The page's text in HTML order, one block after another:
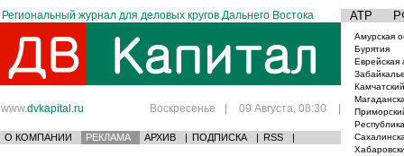
Региональный журнал для деловых кругов Дальнего Востока АТР
www.dvkapital.ru Воскресенье | 09 Августа, 08:30 |
О КОМПАНИИ РЕКЛАМА АРХИВ | ПОДПИСКА | RSS |
Амурская
Бурятия
Еврейская